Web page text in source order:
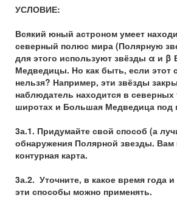
УСЛОВИЕ:
Всякий юный астроном умеет
северный полюс мира (Полярную
для этого используют звёзды α и
Медведицы. Но как быть, если этот
нельзя? Например, эти звёзды
наблюдатель находится в северных
широтах и Большая Медведица под
3а.1. Придумайте свой способ (а
обнаружения Полярной звезды. Вам
контурная карта.
3а.2. Уточните, в какое время года
эти способы можно применять.